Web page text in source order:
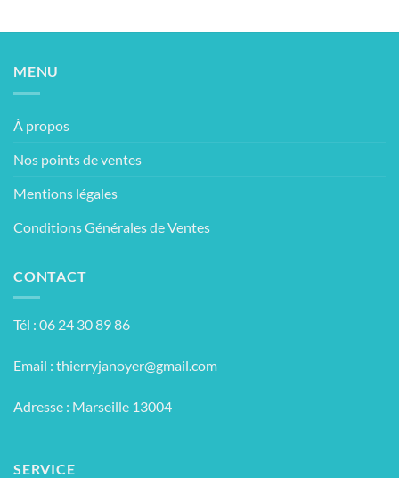
MENU
À propos
Nos points de ventes
Mentions légales
Conditions Générales de Ventes
CONTACT
Tél : 06 24 30 89 86
Email : thierryjanoyer@gmail.com
Adresse : Marseille 13004
SERVICE